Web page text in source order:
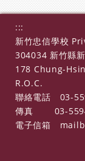
:::
新竹忠信學校
304034 新竹縣
178 Chung-
R.O.C.
聯絡電話
03-
傳真
03-
電子信箱